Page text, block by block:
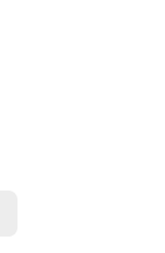
produkty